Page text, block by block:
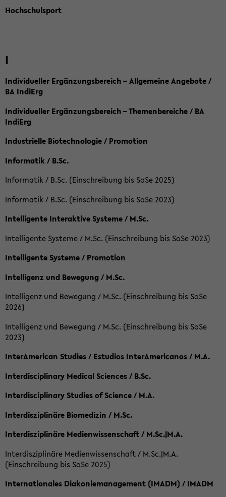
Hochschulsport
I
Individueller Ergänzungsbereich – Allgemeine Angebote /
BA IndiErg
Individueller Ergänzungsbereich – Themenbereiche / BA
IndiErg
Industrielle Biotechnologie / Promotion
Informatik / B.Sc.
Informatik / B.Sc. (Einschreibung bis SoSe 2025)
Informatik / B.Sc. (Einschreibung bis SoSe 2023)
Intelligente Interaktive Systeme / M.Sc.
Intelligente Systeme / M.Sc. (Einschreibung bis SoSe 2023)
Intelligente Systeme / Promotion
Intelligenz und Bewegung / M.Sc.
Intelligenz und Bewegung / M.Sc. (Einschreibung bis SoSe
2026)
Intelligenz und Bewegung / M.Sc. (Einschreibung bis SoSe
2023)
InterAmerican Studies / Estudios InterAmericanos / M.A.
Interdisciplinary Medical Sciences / B.Sc.
Interdisciplinary Studies of Science / M.A.
Interdisziplinäre Biomedizin / M.Sc.
Interdisziplinäre Medienwissenschaft / M.Sc.|M.A.
Interdisziplinäre Medienwissenschaft / M.Sc.|M.A.
(Einschreibung bis SoSe 2025)
Internationales Diakoniemanagement (IMADM) / IMADM